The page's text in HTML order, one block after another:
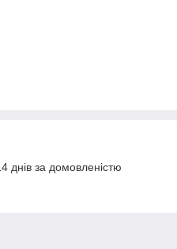
днів за домовленістю